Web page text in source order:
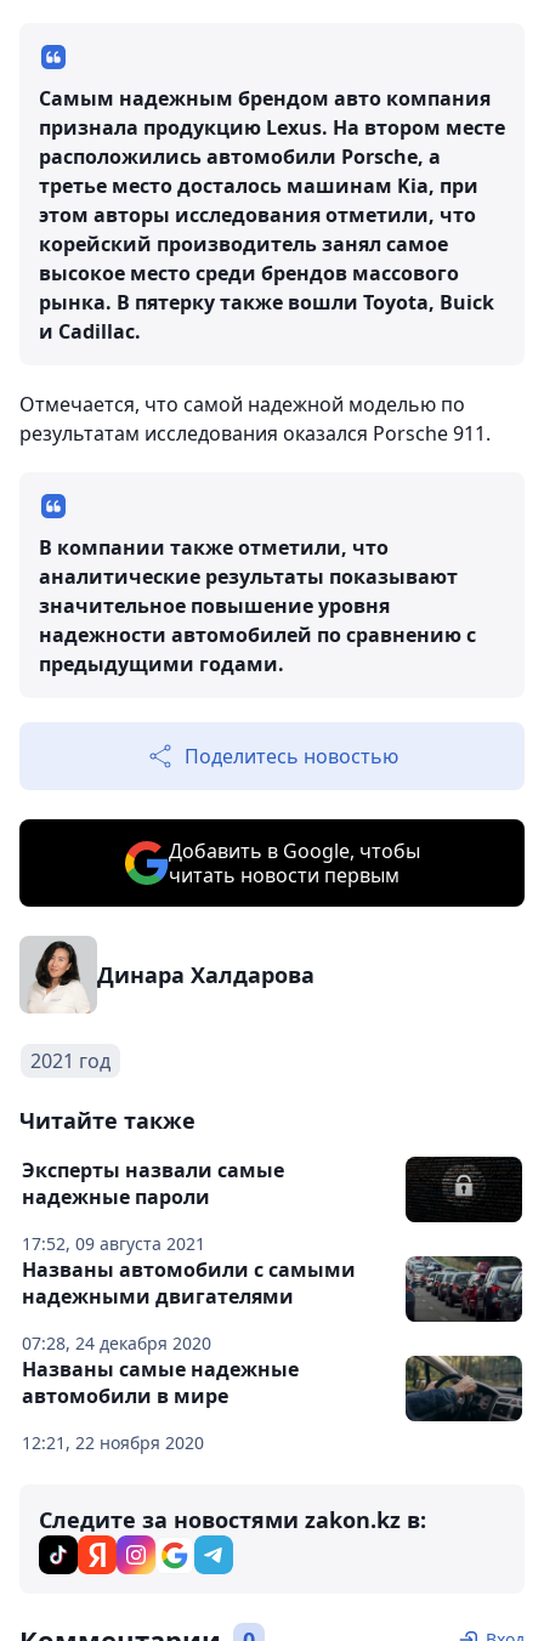
Самым надежным брендом авто компания
признала продукцию Lexus. На втором месте
расположились автомобили Porsche, а
третье место досталось машинам Kia, при
этом авторы исследования отметили, что
корейский производитель занял самое
высокое место среди брендов массового
рынка. В пятерку также вошли Toyota, Buick
и Cadillac.
Отмечается, что самой надежной моделью по
результатам исследования оказался Porsche 911.
В компании также отметили, что
аналитические результаты показывают
значительное повышение уровня
надежности автомобилей по сравнению с
предыдущими годами.
Поделитесь новостью
Добавить в Google, чтобы
читать новости первым
Динара Халдарова
2021 год
Читайте также
17:52, 09 августа 2021
Эксперты назвали самые
надежные пароли
07:28, 24 декабря 2020
Названы автомобили с самыми
надежными двигателями
12:21, 22 ноября 2020
Названы самые надежные
автомобили в мире
Следите за новостями zakon.kz в: